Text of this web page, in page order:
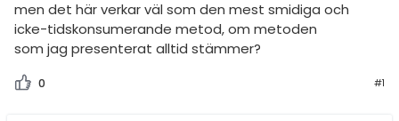
men det här verkar väl som den mest smidiga och
icke-tidskonsumerande metod, om metoden
som jag presenterat alltid stämmer?
0 #1